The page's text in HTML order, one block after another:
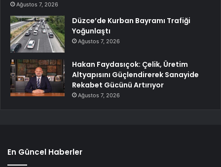
Ağustos 7, 2026
Düzce’de Kurban Bayramı Trafiği
Yoğunlaştı
Ağustos 7, 2026
Hakan Faydasıçok: Çelik, Üretim
Altyapısını Güçlendirerek Sanayide
Rekabet Gücünü Artırıyor
Ağustos 7, 2026
En Güncel Haberler